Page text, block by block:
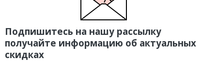
Подпишитесь на нашу рассылку
получайте информацию об актуальных
скидках